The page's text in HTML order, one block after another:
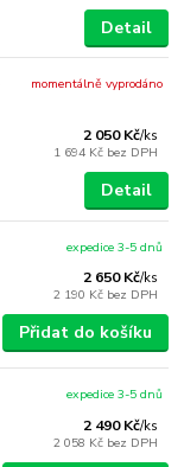
Detail
2 050 Kč/ks
1 694 Kč bez DPH
momentálně vyprodáno
Detail
2 650 Kč/ks
2 190 Kč bez DPH
expedice 3-5 dnů
Přidat do košíku
2 490 Kč/ks
2 058 Kč bez DPH
expedice 3-5 dnů